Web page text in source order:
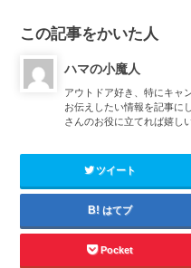
この記事をかいた人
ハマの小魔人
アウトドア好き、特にキャ
お伝えしたい情報を記事に
さんのお役に立てれば嬉し
ツイート
はてブ
Pocket